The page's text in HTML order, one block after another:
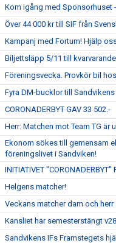
Kom igång med Sponsorhuset
Över 44 000 kr till SIF från
Kampanj med Fortum! Hjälp
Biljettsläpp 5/11 till
Föreningsvecka. Provkör bil
Fyra DM-bucklor till Sandvikens
CORONADERBYT GAV 33 502.-
Herr: Matchen mot Team TG är
Ekonom sökes till gemensam
föreningslivet i Sandviken!
INITIATIVET "CORONADERBYT"
Helgens matcher!
Veckans matcher dam och herr
Kansliet har semesterstängt
Sandvikens IFs Framstegets